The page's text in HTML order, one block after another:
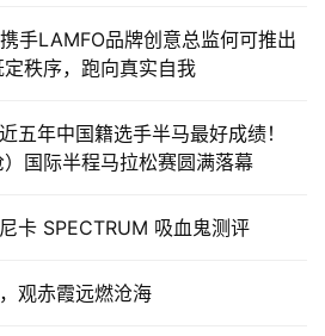
手LAMFO品牌创意总监何可推出
秩序，跑向真实自我
五年中国籍选手半马最好成绩！
国际半程马拉松赛圆满落幕
SPECTRUM 吸血鬼测评
观赤霞远燃沧海